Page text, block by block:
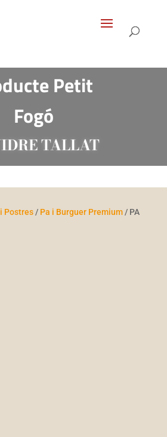
Petit
Fogó
TALLAT
Postres/ Pa i Burguer Premium/ PA